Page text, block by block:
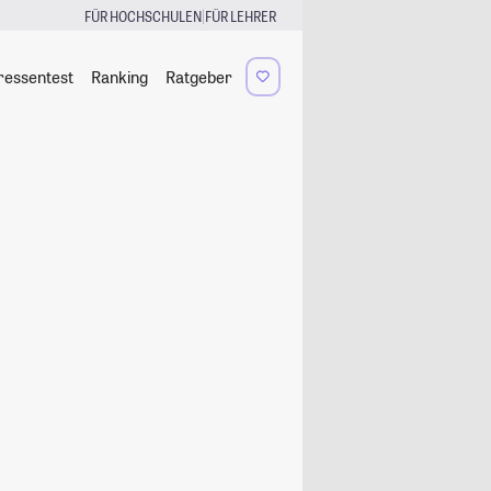
FÜR HOCHSCHULEN|FÜR LEHRER
Ranking Ratgeber